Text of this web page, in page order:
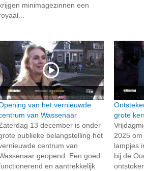
minimagezinnen een
van het vernieuwde
van Wassenaar
13 december is onder
publieke belangstelling het
centrum van
geopend. Een goed
en aantrekkelijk
grote
2025
lampjes
bij de